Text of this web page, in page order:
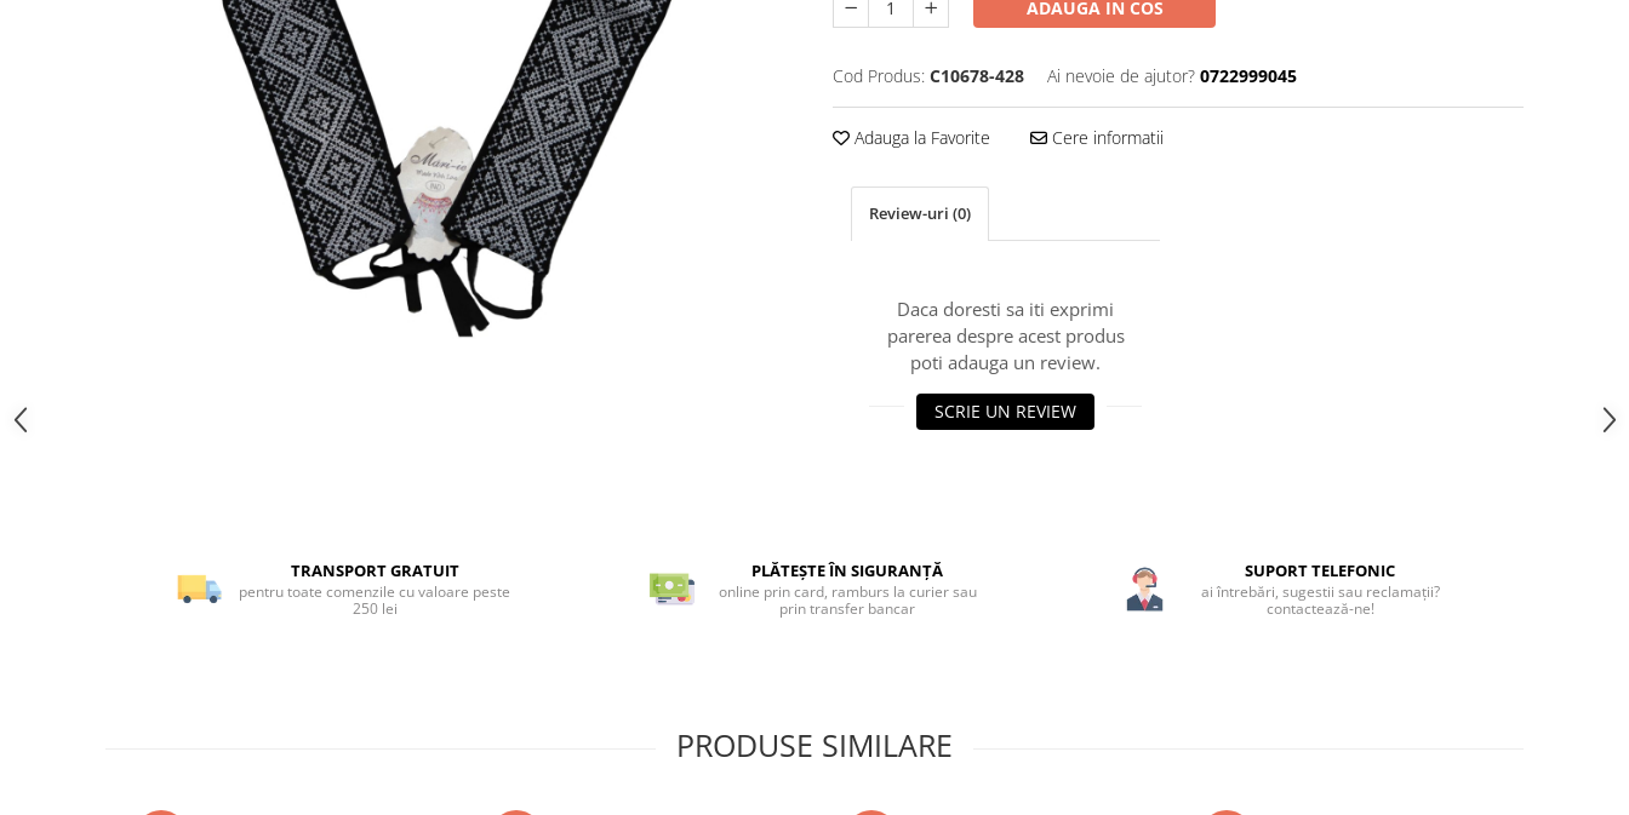
ADAUGA IN COS
Cod Produs: C10678-428 Ai nevoie de ajutor? 0722999045
Adauga la Favorite Cere informatii
Review-uri (0)
Daca doresti sa iti exprimi
parerea despre acest produs
poti adauga un review.
SCRIE UN REVIEW
TRANSPORT GRATUIT
pentru toate comenzile cu valoare peste
250 lei
PLĂTEȘTE ÎN SIGURANȚĂ
online prin card, ramburs la curier sau
prin transfer bancar
SUPORT TELEFONIC
ai întrebări, sugestii sau reclamații?
contactează-ne!
PRODUSE SIMILARE